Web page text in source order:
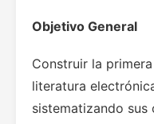
Objetivo General
Construir la
literatura
sistematizando